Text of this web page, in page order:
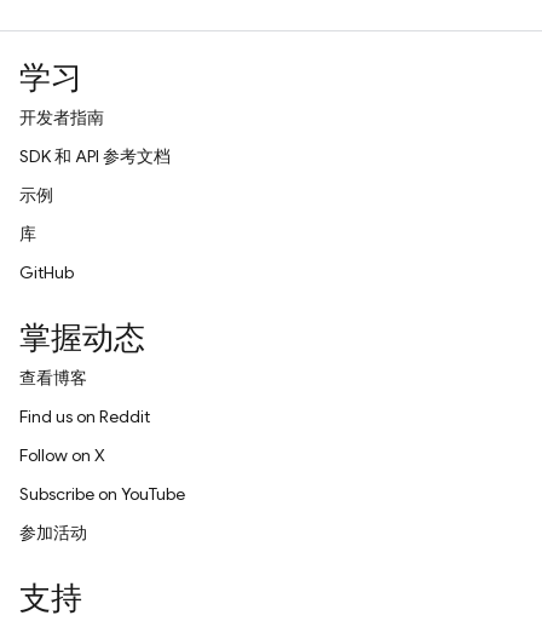
学习
开发者指南
SDK 和 API 参考文档
示例
库
GitHub
掌握动态
查看博客
Find us on Reddit
Follow on X
Subscribe on YouTube
参加活动
支持